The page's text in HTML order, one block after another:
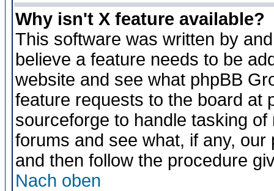
Why isn't X feature available?
This software was written by
believe a feature needs to be
website and see what phpBB
feature requests to the board at
sourceforge to handle tasking
forums and see what, if any,
and then follow the procedure
Nach oben